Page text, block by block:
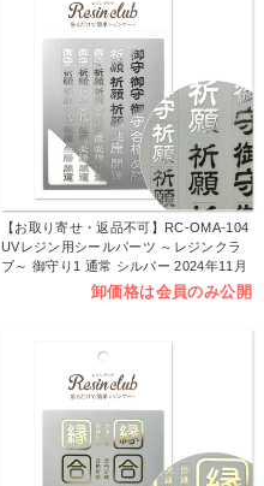
【お取り寄せ・返品不可】RC-OMA-104
UVレジン用シールパーツ ～レジンクラ
ブ～ 御守り1 通常 シルバー 2024年11月
卸価格は会員のみ公開